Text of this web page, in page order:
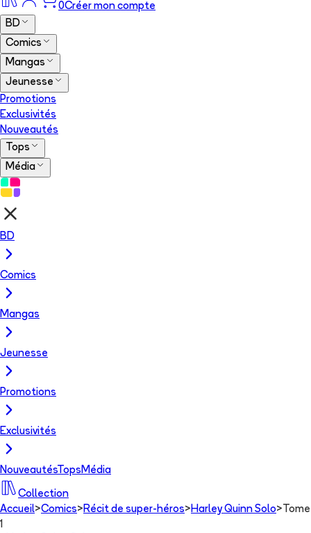
0Créer mon compte
BD
Comics
Mangas
Jeunesse
Promotions
Exclusivités
Nouveautés
Tops
Média
BD
Comics
Mangas
Jeunesse
Promotions
Exclusivités
NouveautésTops Média
Collection
Accueil>Comics> Récit de super-héros> Harley Quinn Solo> Tome
1